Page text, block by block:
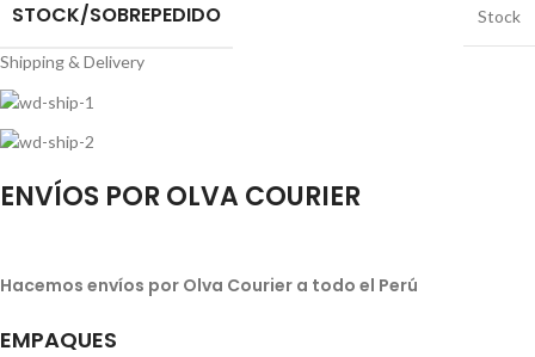
STOCK/SOBREPEDIDO Stock
Shipping & Delivery
ENVÍOS POR OLVA COURIER
Hacemos envíos por Olva Courier a todo el Perú
EMPAQUES